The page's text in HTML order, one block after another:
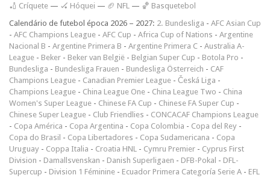
🏏 Críquete — 🏑 Hóquei — 🏈 NFL — 🏀 Basquetebol
Calendário de futebol época 2026 – 2027: 2. Bundesliga - AFC Asian Cup
- AFC Champions League - AFC Cup - Africa Cup of Nations - Argentine
Nacional B - Argentine Primera B - Argentine Primera C - Australia A-
League - Beker - Beker van België - Belgian Super Cup - Botola Pro -
Bundesliga - Bundesliga Frauen - Bundesliga Österreich - CAF
Champions League - Canadian Premier League - Česká Liga -
Champions League - China League One - China League Two - China
Women's Super League - Chinese FA Cup - Chinese FA Super Cup -
Chinese Super League - Club Friendlies - CONCACAF Champions League
- Copa América - Copa Argentina - Copa Colombia - Copa del Rey -
Copa do Brasil - Copa Libertadores - Copa Sudamericana - Copa
Uruguay - Coppa Italia - Croatia HNL - Cymru Premier - Cyprus First
Division - Damallsvenskan - Danish Superligaen - DFB-Pokal - DFL-
Supercup - Division 1 Féminine - Ecuador Primera Categoría Serie A - EFL